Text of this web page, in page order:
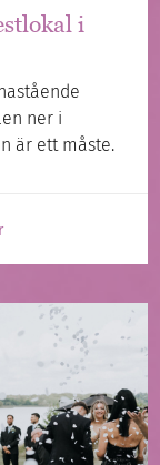
i
ner i
är ett måste.